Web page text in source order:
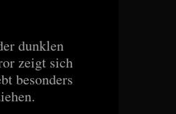
dunklen
zeigt sich
besonders